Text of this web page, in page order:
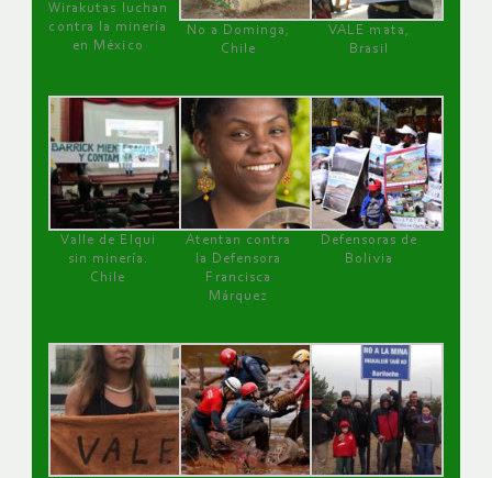
Wirakutas luchan
contra la minería
en México
No a Dominga,
Chile
VALE mata,
Brasil
Valle de Elqui
sin minería.
Chile
Atentan contra
la Defensora
Francisca
Márquez
Defensoras de
Bolivia